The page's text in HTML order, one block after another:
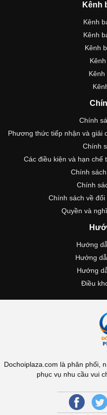
Kênh
Kênh
Kênh
Kênh
Kênh
Chính
Phương thức tiếp nhận và giải
Chính
Các điều kiện và hạn chế
Chính
Chính
Chính sách về
Quyền và
Hướng
Hướng
Hướng
Điều
Dochoiplaza.com là phân phối,
phục vụ nhu cầu vui